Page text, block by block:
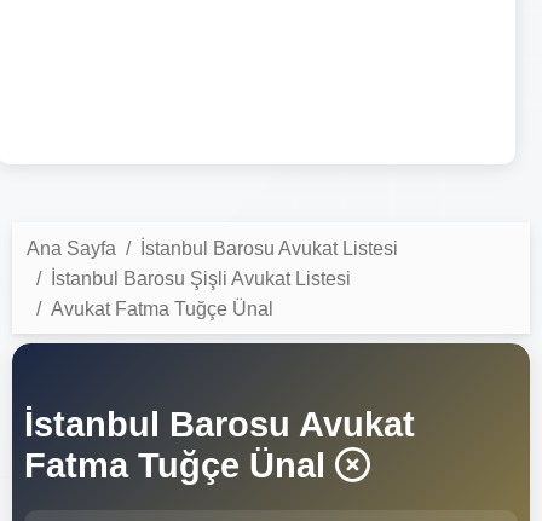
Ana Sayfa
İstanbul Barosu Avukat Listesi
İstanbul Barosu Şişli Avukat Listesi
Avukat Fatma Tuğçe Ünal
İstanbul Barosu Avukat
Fatma Tuğçe Ünal